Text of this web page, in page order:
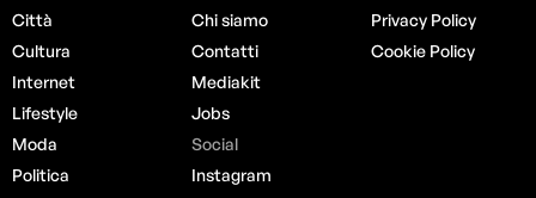
Città
Cultura
Internet
Lifestyle
Moda
Politica
Chi siamo
Contatti
Mediakit
Jobs
Social
Instagram
Privacy Policy
Cookie Policy